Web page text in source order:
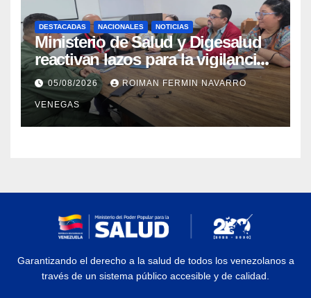
DESTACADAS NACIONALES NOTICIAS
Ministerio de Salud y Digesalud
reactivan lazos para la vigilancia
epidemiológica y el control de
enfermedades
05/08/2026 ROIMAN FERMIN NAVARRO
VENEGAS
Garantizando el derecho a la salud de todos los venezolanos a
través de un sistema público accesible y de calidad.